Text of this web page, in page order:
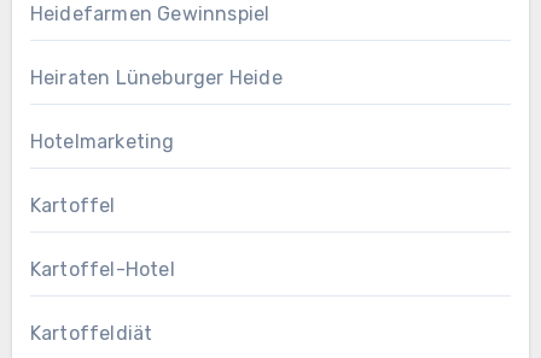
Heidefarmen Gewinnspiel
Heiraten Lüneburger Heide
Hotelmarketing
Kartoffel
Kartoffel-Hotel
Kartoffeldiät